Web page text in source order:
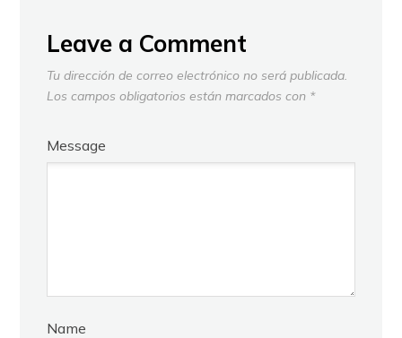
Leave a Comment
Tu dirección de correo electrónico no será publicada.
Los campos obligatorios están marcados con *
Message
Name